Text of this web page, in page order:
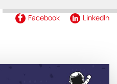
Facebook LinkedIn